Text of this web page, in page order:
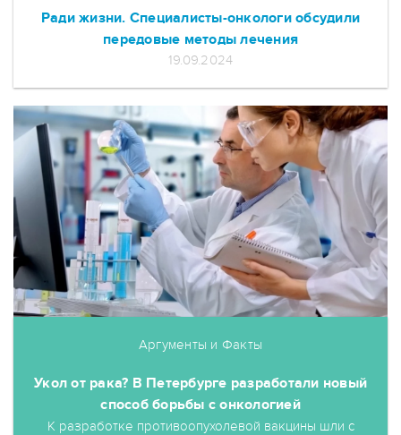
Ради жизни. Специалисты-онкологи обсудили
передовые методы лечения
19.09.2024
Аргументы и Факты
Укол от рака? В Петербурге разработали новый
способ борьбы с онкологией
К разработке противоопухолевой вакцины шли с